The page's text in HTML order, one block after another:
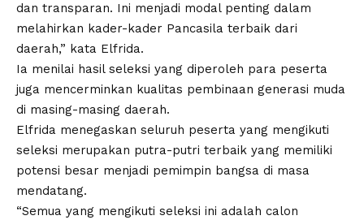
dan transparan. Ini menjadi modal penting dalam
melahirkan kader-kader Pancasila terbaik dari
daerah,” kata Elfrida.
Ia menilai hasil seleksi yang diperoleh para peserta
juga mencerminkan kualitas pembinaan generasi muda
di masing-masing daerah.
Elfrida menegaskan seluruh peserta yang mengikuti
seleksi merupakan putra-putri terbaik yang memiliki
potensi besar menjadi pemimpin bangsa di masa
mendatang.
“Semua yang mengikuti seleksi ini adalah calon